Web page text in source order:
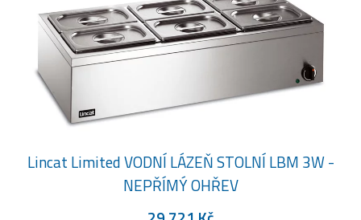
Lincat Limited VODNÍ LÁZEŇ STOLNÍ LBM 3W -
NEPŘÍMÝ OHŘEV